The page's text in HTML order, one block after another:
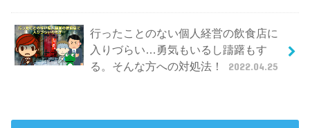
行ったことのない個人経営の飲食店に
入りづらい…勇気もいるし躊躇もす
る。そんな方への対処法！
2022.04.25